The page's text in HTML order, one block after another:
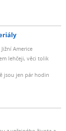
Americe
lehčeji, věci tolik
jsou jen pár hodin